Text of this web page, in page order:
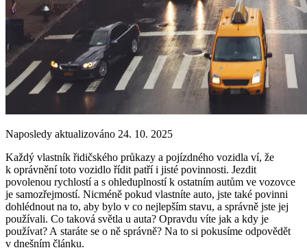
Naposledy aktualizováno 24. 10. 2025
Každý vlastník řidičského průkazy a pojízdného vozidla ví, že
k oprávnění toto vozidlo řídit patří i jisté povinnosti. Jezdit
povolenou rychlostí a s ohleduplností k ostatním autům ve vozovce
je samozřejmostí. Nicméně pokud vlastníte auto, jste také povinni
dohlédnout na to, aby bylo v co nejlepším stavu, a správně jste jej
používali. Co taková světla u auta? Opravdu víte jak a kdy je
používat? A staráte se o ně správně? Na to si pokusíme odpovědět
v dnešním článku.